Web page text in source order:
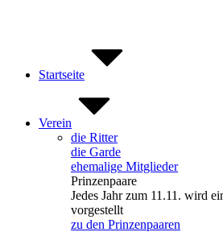
Startseite
Verein
die Ritter
die Garde
ehemalige Mitglieder
Prinzenpaare
Jedes Jahr zum 11.11. wird
vorgestellt
zu den Prinzenpaaren